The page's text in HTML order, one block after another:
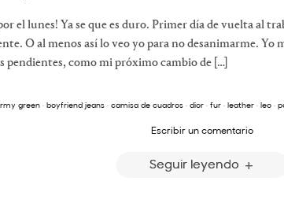
el lunes! Ya se que es duro. Primer día de vuelta al
O al menos así lo veo yo para no desanimarme. Yo
pendientes, como mi próximo cambio de […]
green· boyfriend jeans· camisa de cuadros· dior· fur· leather· leo·
Escribir un comentario
Seguir leyendo